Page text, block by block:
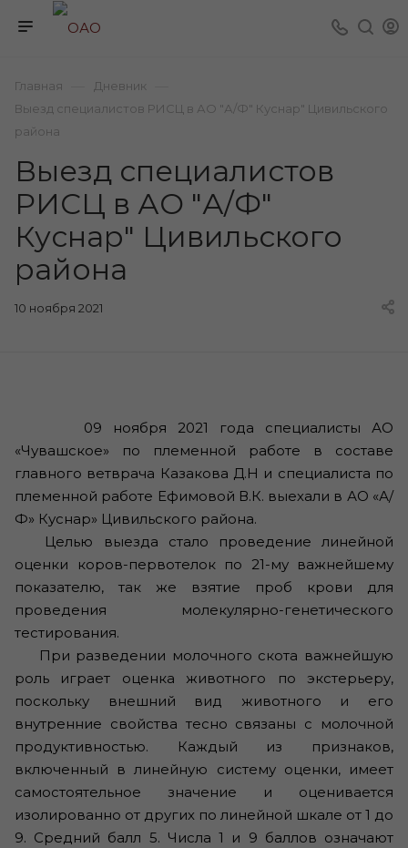
Главная Дневник
Выезд специалистов РИСЦ в АО "А/Ф" Куснар" Цивильского
района
Выезд специалистов
РИСЦ в АО "А/Ф"
Куснар" Цивильского
района
10 ноября 2021
09 ноября 2021 года специалисты АО
«Чувашское» по племенной работе в составе
главного ветврача Казакова Д.Н и специалиста по
племенной работе Ефимовой В.К. выехали в АО «А/
Ф» Куснар» Цивильского района.
Целью выезда стало проведение линейной
оценки коров-первотелок по 21-му важнейшему
показателю, так же взятие проб крови для
проведения молекулярно-генетического
тестирования.
При разведении молочного скота важнейшую
роль играет оценка животного по экстерьеру,
поскольку внешний вид животного и его
внутренние свойства тесно связаны с молочной
продуктивностью. Каждый из признаков,
включенный в линейную систему оценки, имеет
самостоятельное значение и оценивается
изолированно от других по линейной шкале от 1 до
9. Средний балл 5. Числа 1 и 9 баллов означают